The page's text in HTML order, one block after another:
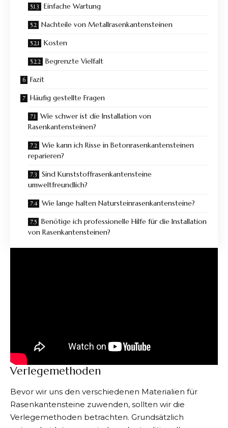
Einfache Wartung
Nachteile von Metallrasenkantensteinen
Kosten
Begrenzte Vielfalt
Fazit
Häufig gestellte Fragen
Wie schwer ist die Installation von
Rasenkantensteinen?
Wie kann ich Risse in Betonrasenkantensteinen
reparieren?
Sind Kunststoffrasenkantensteine
umweltfreundlich?
Wie lange halten Natursteinrasenkantensteine?
Benötige ich professionelle Hilfe für die Installation
von Rasenkantensteinen?
Verlegemethoden
Bevor wir uns den verschiedenen Materialien für
Rasenkantensteine zuwenden, sollten wir die
Verlegemethoden betrachten. Grundsätzlich